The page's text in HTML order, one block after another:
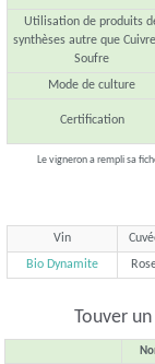
Utilisation de produits
synthèses autre que
Soufre
Mode de culture
Certification
Le vigneron a rempli sa
Vin
Bio Dynamite
Touver